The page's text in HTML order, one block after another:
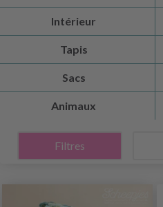
Intérieur
Tapis
Sacs
Animaux
Filtres